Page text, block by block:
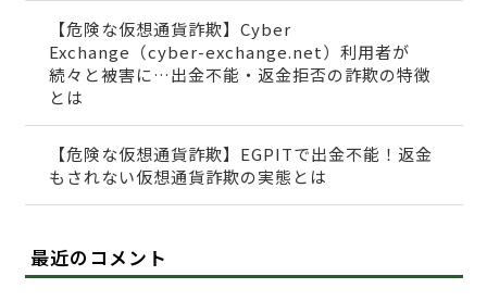
【危険な仮想通貨詐欺】Cyber
Exchange（cyber-exchange.net）利用者が
続々と被害に…出金不能・返金拒否の詐欺の特徴
とは
【危険な仮想通貨詐欺】EGPITで出金不能！返金
もされない仮想通貨詐欺の実態とは
最近のコメント